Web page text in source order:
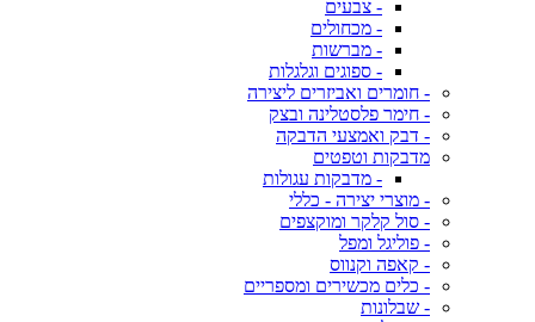
- צבעים
- מכחולים
- מברשות
- ספוגים וגלגלות
- חומרים ואביזרים ליצירה
- חימר פלסטלינה ובצק
- דבק ואמצעי הדבקה
מדבקות וטפטים
- מדבקות עגולות
- מוצרי יצירה - כללי
- סול קלקר ומוקצפים
- פוליגל ומפל
- קאפה וקנווס
- כלים מכשירים ומספריים
- שבלונות